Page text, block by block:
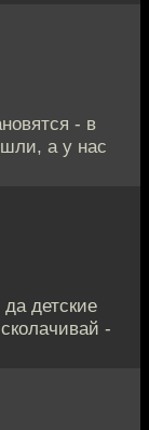
- в
а у нас
детские
-